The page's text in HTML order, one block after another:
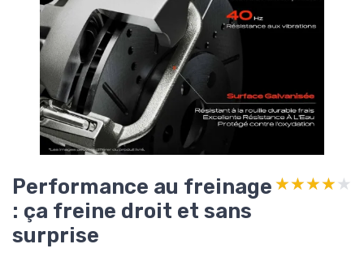
Performance au freinage
: ça freine droit et sans
surprise
★★★★★
★★★★★